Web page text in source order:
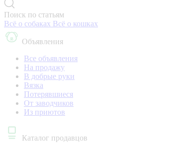
Поиск по статьям
Всё о собаках Всё о кошках
Объявления
Все объявления
На продажу
В добрые руки
Вязка
Потерявшиеся
От заводчиков
Из приютов
Каталог продавцов